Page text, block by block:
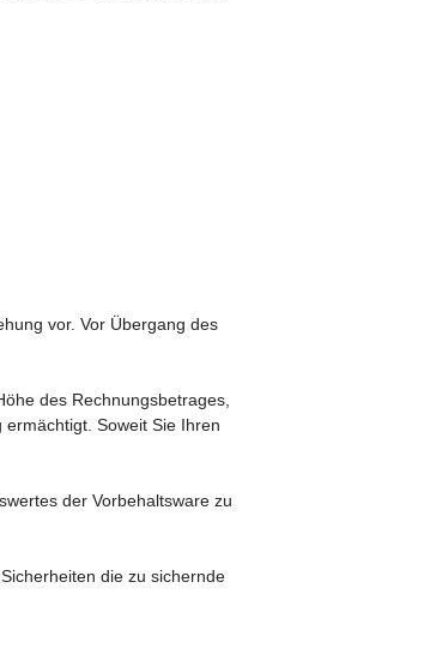
vor. Vor Übergang des
des Rechnungsbetrages,
Soweit Sie Ihren
der Vorbehaltsware zu
die zu sichernde